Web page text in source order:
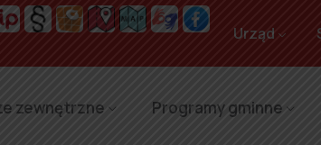
Urząd
zewnętrzne Programy gminne